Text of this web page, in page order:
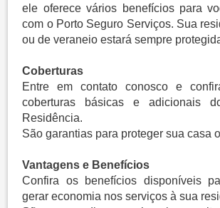
ele oferece vários benefícios para
com o Porto Seguro Serviços. Sua
ou de veraneio estará sempre
Coberturas
Entre em contato conosco e
coberturas básicas e adicionais
Residência.
São garantias para proteger sua casa
Vantagens e Benefícios
Confira os benefícios disponíveis
gerar economia nos serviços à sua